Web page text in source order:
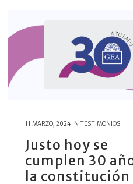
11 MARZO, 2024 INTESTIMONIOS
Justo hoy se
cumplen 30
la constitución